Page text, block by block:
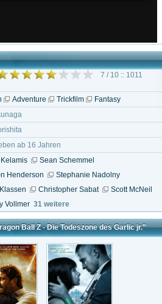
7 / 10 :: 1011
Adventure Trickfilm
Fantasy
ab 16 Jahren
Kelamis
Sean Schemmel
Henderson
Stephanie Nadolny
Christopher Sabat
Scott McNeil
Vollmer 31 weitere
Ball Z - Die Todeszone des Garlic jr."